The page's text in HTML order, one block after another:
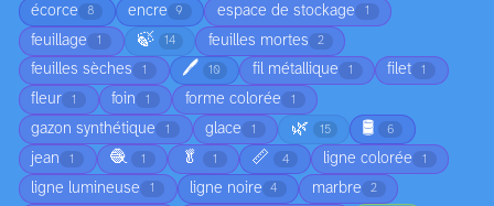
écorce 8 encre 9 espace de stockage 1
feuillage 1 🍃 14 feuilles mortes 2
feuilles sèches 1 🖊️ 10 fil métallique 1 filet 1
fleur 1 foin 1 forme colorée 1
gazon synthétique 1 glace 1 🌿 15 🛢️ 6
jean 1 🧶 1 🥬 1 📏 4 ligne colorée 1
ligne lumineuse 1 ligne noire 4 marbre 2